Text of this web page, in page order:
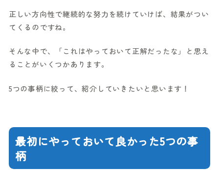
正しい方向性で継続的な努力を続けていけば、結果がつい
てくるのですね。
そんな中で、「これはやっておいて正解だったな」と思え
ることがいくつかあります。
5つの事柄に絞って、紹介していきたいと思います！
最初にやっておいて良かった5つの事
柄